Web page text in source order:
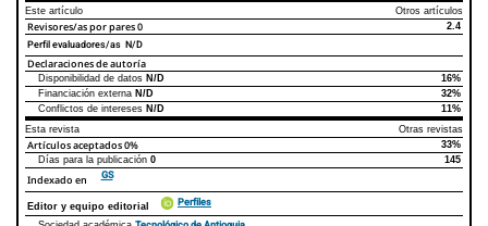
Este artículo Otros artículos
Revisores/as por pares0 2.4
Perfil evaluadores/as N/D
Declaraciones de autoría
Declaraciones de autoríaEste artículo
Disponibilidad de datos N/D
16%
Financiación externa N/D
32%
Conflictos de intereses N/D
11%
Esta revista
Otras revistas
Artículos aceptados0%
33%
Días para la publicación 0 145
Indexado en GS
Editor y equipo editorial Perfiles